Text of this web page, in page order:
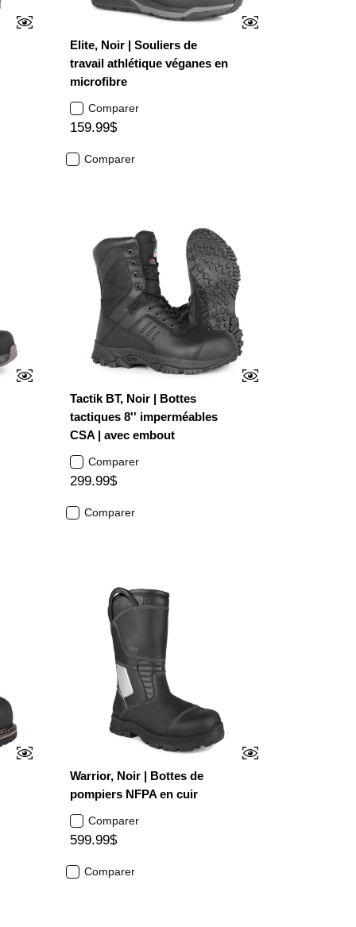
Elite, Noir | Souliers de
travail athlétique véganes en
microfibre
Comparer
159.99$
Comparer
Tactik BT, Noir | Bottes
tactiques 8'' imperméables
CSA | avec embout
Comparer
299.99$
Comparer
Warrior, Noir | Bottes de
pompiers NFPA en cuir
Comparer
599.99$
Comparer